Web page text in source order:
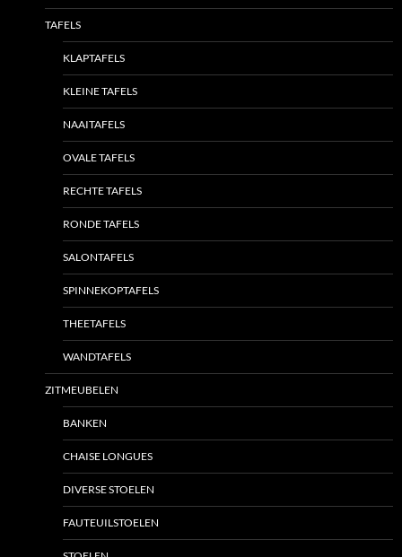
TAFELS
KLAPTAFELS
KLEINE TAFELS
NAAITAFELS
OVALE TAFELS
RECHTE TAFELS
RONDE TAFELS
SALONTAFELS
SPINNEKOPTAFELS
THEETAFELS
WANDTAFELS
ZITMEUBELEN
BANKEN
CHAISE LONGUES
DIVERSE STOELEN
FAUTEUILSTOELEN